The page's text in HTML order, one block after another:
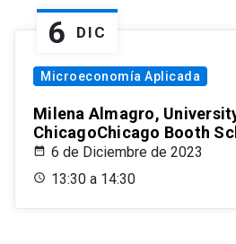
6 DIC
Microeconomía Aplicada
Milena Almagro,
ChicagoChicago Booth
6 de Diciembre de 2023
13:30 a 14:30